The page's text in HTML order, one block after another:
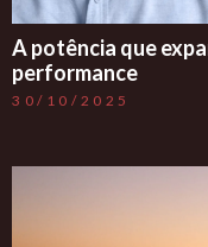
A potência que
performance
30/10/2025